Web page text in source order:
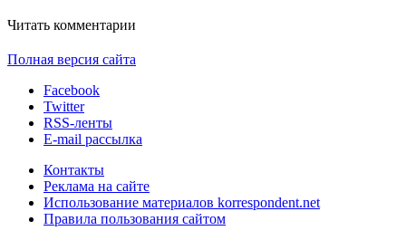
Читать комментарии
Полная версия сайта
Facebook
Twitter
RSS-ленты
E-mail рассылка
Контакты
Реклама на сайте
Использование материалов korrespondent.net
Правила пользования сайтом